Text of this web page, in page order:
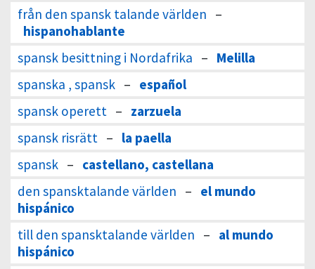
från den spansk talande världen –
hispanohablante
spansk besittning i Nordafrika – Melilla
spanska , spansk – español
spansk operett – zarzuela
spansk risrätt – la paella
spansk – castellano, castellana
den spansktalande världen – el mundo
hispánico
till den spansktalande världen – al mundo
hispánico